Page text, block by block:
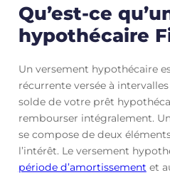
Qu’est-ce
hypothécaire
Un versement hypothécaire
récurrente versée à
solde de votre prêt
rembourser intégralement.
se compose de deux
l’intérêt. Le versement
période d’amortissementet